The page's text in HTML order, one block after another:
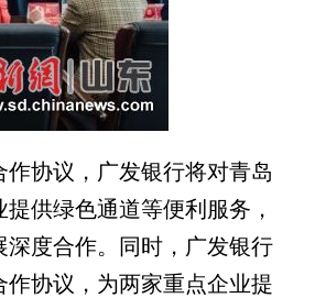
协议，广发银行将对青岛
供绿色通道等便利服务，
度合作。同时，广发银行
协议，为两家重点企业提